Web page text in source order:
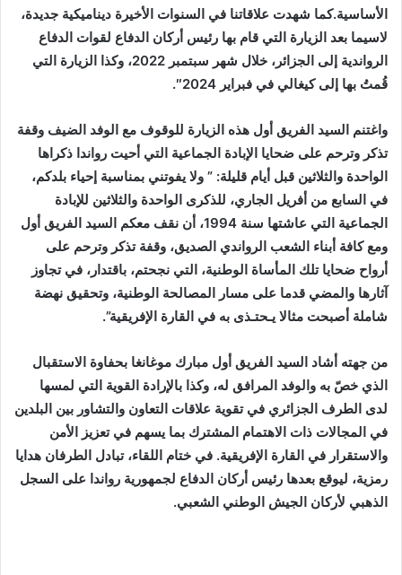
الأساسية.كما شهدت علاقاتنا في السنوات الأخيرة ديناميكية جديدة،
لاسيما بعد الزيارة التي قام بها رئيس أركان الدفاع لقوات الدفاع
الرواندية إلى الجزائر، خلال شهر سبتمبر 2022، وكذا الزيارة التي
قُمتُ بها إلى كيغالي في فبراير 2024″.
واغتنم السيد الفريق أول هذه الزيارة للوقوف مع الوفد الضيف وقفة
تذكر وترحم على ضحايا الإبادة الجماعية التي أحيت رواندا ذكراها
الواحدة والثلاثين قبل أيام قليلة: ” ولا يفوتني بمناسبة إحياء بلدكم،
في السابع من أفريل الجاري، للذكرى الواحدة والثلاثين للإبادة
الجماعية التي عاشتها سنة 1994، أن نقف معكم السيد الفريق أول
ومع كافة أبناء الشعب الرواندي الصديق، وقفة تذكر وترحم على
أرواح ضحايا تلك المأساة الوطنية، التي نجحتم، باقتدار، في تجاوز
آثارها والمضي قدما على مسار المصالحة الوطنية، وتحقيق نهضة
شاملة أصبحت مثالا يـحتـذى به في القارة الإفريقية”.
من جهته أشاد السيد الفريق أول مبارك موغانغا بحفاوة الاستقبال
الذي خصّ به والوفد المرافق له، وكذا بالإرادة القوية التي لمسها
لدى الطرف الجزائري في تقوية علاقات التعاون والتشاور بين البلدين
في المجالات ذات الاهتمام المشترك بما يسهم في تعزيز الأمن
والاستقرار في القارة الإفريقية. في ختام اللقاء، تبادل الطرفان هدايا
رمزية، ليوقع بعدها رئيس أركان الدفاع لجمهورية رواندا على السجل
الذهبي لأركان الجيش الوطني الشعبي.